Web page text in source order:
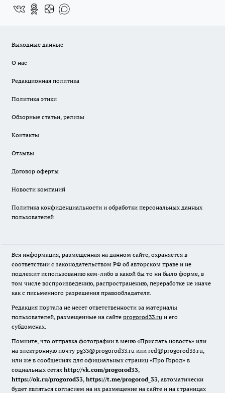
Выходные данные
О нас
Редакционная политика
Политика этики
Обзорные статьи, релизы
Контакты
Отзывы
Договор оферты
Новости компаний
Политика конфиденциальности и обработки персональных данных
пользователей
Вся информация, размещенная на данном сайте, охраняется в
соответствии с законодательством РФ об авторском праве и не
подлежит использованию кем-либо в какой бы то ни было форме, в
том числе воспроизведению, распространению, переработке не иначе
как с письменного разрешения правообладателя.
Редакция портала не несет ответственности за материалы
пользователей, размещенные на сайте progorod33.ru и его
субдоменах.
Помните, что отправка фотографии в меню «Прислать новость» или
на электронную почту pg33@progorod33.ru или red@progorod33.ru,
или же в сообщениях для официальных страниц «Про Город» в
социальных сетях http://vk.com/progorod33,
https://ok.ru/progorod33, https://t.me/progorod_33, автоматически
будет являться согласием на их размещение на сайте и на страницах